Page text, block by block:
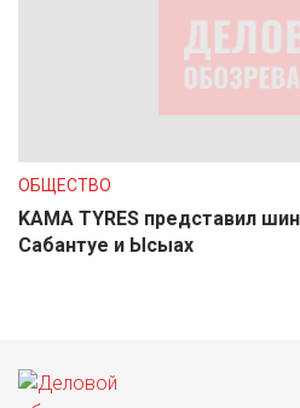
ОБЩЕСТВО
KAMA TYRES представил
Сабантуе и Ысыах